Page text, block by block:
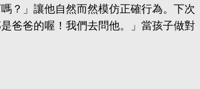
？」讓他自然而然模仿正確行為。下次
爸爸的喔！我們去問他。」當孩子做對